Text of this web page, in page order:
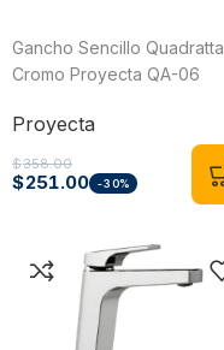
Gancho Sencillo Quadratta
Cromo Proyecta QA-06
Proyecta
$358.00
$251.00 -30%